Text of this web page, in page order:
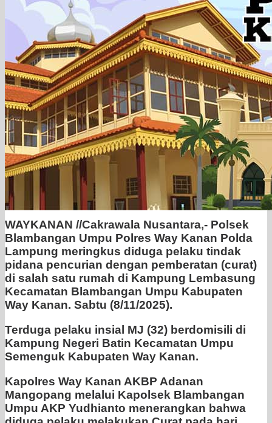
WAYKANAN //Cakrawala Nusantara,- Polsek
Blambangan Umpu Polres Way Kanan Polda
Lampung meringkus diduga pelaku tindak
pidana pencurian dengan pemberatan (curat)
di salah satu rumah di Kampung Lembasung
Kecamatan Blambangan Umpu Kabupaten
Way Kanan. Sabtu (8/11/2025).
Terduga pelaku insial MJ (32) berdomisili di
Kampung Negeri Batin Kecamatan Umpu
Semenguk Kabupaten Way Kanan.
Kapolres Way Kanan AKBP Adanan
Mangopang melalui Kapolsek Blambangan
Umpu AKP Yudhianto menerangkan bahwa